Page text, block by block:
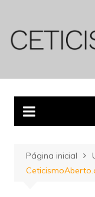
conteúdo
Página inicial